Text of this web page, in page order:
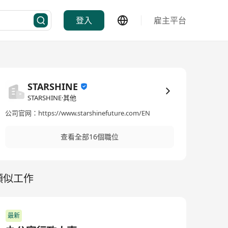
登入 雇主平台
STARSHINE
STARSHINE·其他
公司官网：https://www.starshinefuture.com/EN
查看全部16個職位
似工作
最新